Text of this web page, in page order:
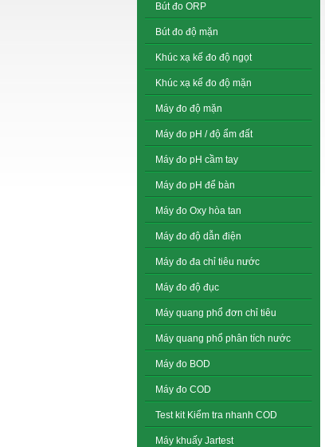
Bút đo ORP
Bút đo độ mặn
Khúc xạ kế đo độ ngọt
Khúc xạ kế đo độ mặn
Máy đo độ mặn
Máy đo pH / độ ẩm đất
Máy đo pH cầm tay
Máy đo pH để bàn
Máy đo Oxy hòa tan
Máy đo độ dẫn điện
Máy đo đa chỉ tiêu nước
Máy đo độ đục
Máy quang phổ đơn chỉ tiêu
Máy quang phổ phân tích nước
Máy đo BOD
Máy đo COD
Test kit Kiểm tra nhanh COD
Máy khuấy Jartest